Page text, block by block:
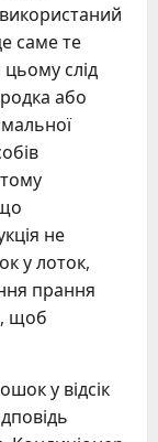
саме те
цьому слід
або
не
у лоток,
прання
щоб
у відсік